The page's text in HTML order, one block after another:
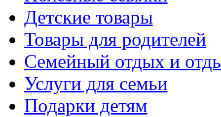
Детские товары
Товары для родителей
Семейный отдых и
Услуги для семьи
Подарки детям